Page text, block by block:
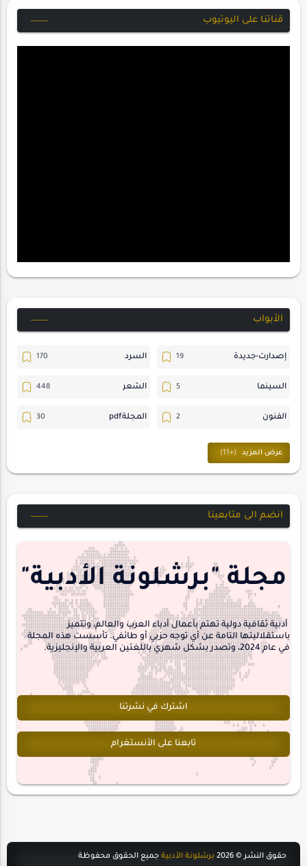
قناتنا على اليوتيوب
الأبواب
إصدارت-جديدة السرد
السينما الشعر
الفنون المجلةpdf
المسرح
هايكو
interview
انضم الى متابعينا
مجلة "برشلونة الأدبية"
أدبية ثقافية دولية تهتم بأعمال أدباء العرب والعالم، وتتميز
باستقلاليتها التامة عن أي توجه حزبي أو طائفي. تأسست هذه المجلة
في عام 2024، وتصدر بشكل شهري باللغتين العربية والإنجليزية.
اشترك في نشرتنا
تابعنا على الأنستغرام
حقوق النشر © 2026 برشلونة الأدبية جميع الحقوق محفوظة